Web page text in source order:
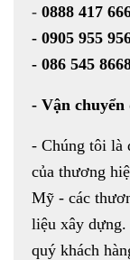
- 0888 417
- 0905 955
- 086 545
- Vận chuyển
- Chúng tôi là
của thương
Mỹ - các
liệu xây dựng.
quý khách